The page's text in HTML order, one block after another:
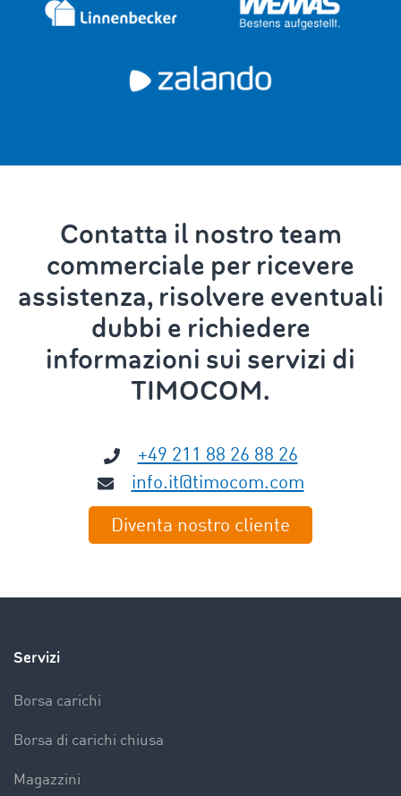
Contatta il nostro team
commerciale per ricevere
assistenza, risolvere eventuali
dubbi e richiedere
informazioni sui servizi di
TIMOCOM.
+49 211 88 26 88 26
info.it@timocom.com
Diventa nostro cliente
Servizi
Borsa carichi
Borsa di carichi chiusa
Magazzini